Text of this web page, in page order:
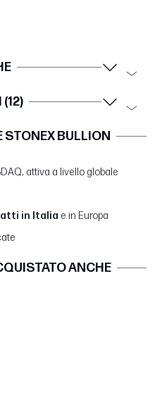
(12)
STONEX BULLION
attiva a livello globale
in Italia e in Europa
ANCHE